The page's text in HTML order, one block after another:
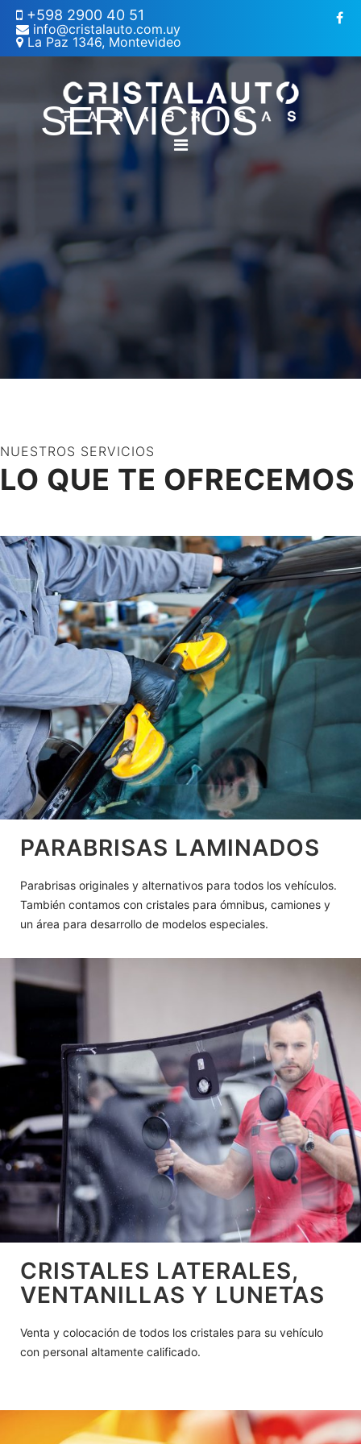
+598 2900 40 51
info@cristalauto.com.uy
La Paz 1346, Montevideo
SERVICIOS
NUESTROS SERVICIOS
LO QUE TE OFRECEMOS
PARABRISAS LAMINADOS
Parabrisas originales y alternativos para todos los vehículos.
También contamos con cristales para ómnibus, camiones y
un área para desarrollo de modelos especiales.
CRISTALES LATERALES,
VENTANILLAS Y LUNETAS
Venta y colocación de todos los cristales para su vehículo
con personal altamente calificado.